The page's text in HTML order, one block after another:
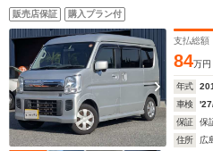
販売店保証 購入プラン付
支払総額
84万円
年式
車検
保証
保
住所
広